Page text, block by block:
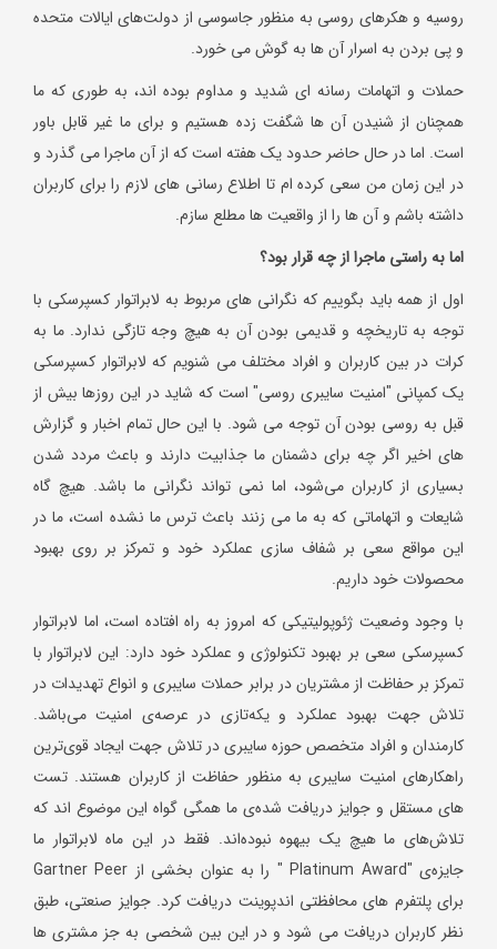
روسیه و هکرهای روسی به منظور جاسوسی از دولت‌های ایالات متحده
و پی بردن به اسرار آن ها به گوش می خورد.
حملات و اتهامات رسانه ای شدید و مداوم بوده اند، به طوری که ما
همچنان از شنیدن آن ها شگفت زده هستیم و برای ما غیر قابل باور
است. اما در حال حاضر حدود یک هفته است که از آن ماجرا می گذرد و
در این زمان من سعی کرده ام تا اطلاع رسانی های لازم را برای کاربران
داشته باشم و آن ها را از واقعیت ها مطلع سازم.
اما به راستی ماجرا از چه قرار بود؟
اول از همه باید بگوییم که نگرانی های مربوط به لابراتوار کسپرسکی با
توجه به تاریخچه و قدیمی بودن آن به هیچ وجه تازگی ندارد. ما به
کرات در بین کاربران و افراد مختلف می شنویم که لابراتوار کسپرسکی
یک کمپانی "امنیت سایبری روسی" است که شاید در این روزها بیش از
قبل به روسی بودن آن توجه می شود. با این حال تمام اخبار و گزارش
های اخیر اگر چه برای دشمنان ما جذابیت دارند و باعث مردد شدن
بسیاری از کاربران می‌شود، اما نمی تواند نگرانی ما باشد. هیچ گاه
شایعات و اتهاماتی که به ما می زنند باعث ترس ما نشده است، ما در
این مواقع سعی بر شفاف سازی عملکرد خود و تمرکز بر روی بهبود
محصولات خود داریم.
با وجود وضعیت ژئوپولیتیکی که امروز به راه افتاده است، اما لابراتوار
کسپرسکی سعی بر بهبود تکنولوژی و عملکرد خود دارد: این لابراتوار با
تمرکز بر حفاظت از مشتریان در برابر حملات سایبری و انواع تهدیدات در
تلاش جهت بهبود عملکرد و یکه‌تازی در عرصه‌ی امنیت می‌باشد.
کارمندان و افراد متخصص حوزه سایبری در تلاش جهت ایجاد قوی‌ترین
راهکارهای امنیت سایبری به منظور حفاظت از کاربران هستند. تست
های مستقل و جوایز دریافت شده‌ی ما همگی گواه این موضوع اند که
تلاش‌های ما هیچ یک بیهوه نبوده‌اند. فقط در این ماه لابراتوار ما
جایزه‌ی "Platinum Award " را به عنوان بخشی از Gartner Peer
برای پلتفرم های محافظتی اندپوینت دریافت کرد. جوایز صنعتی، طبق
نظر کاربران دریافت می شود و در این بین شخصی به جز مشتری ها